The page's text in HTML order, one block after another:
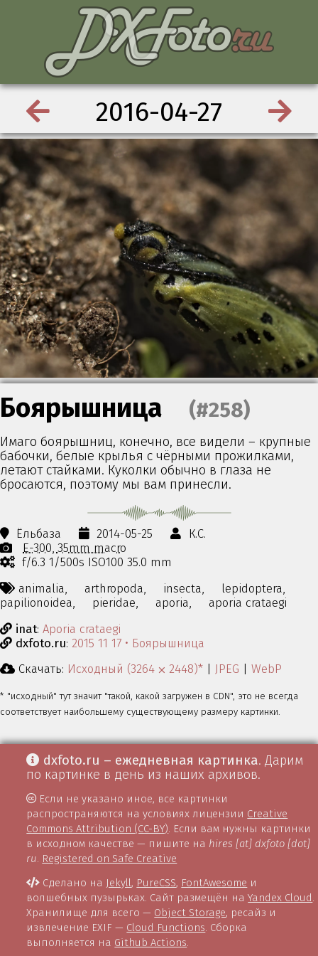
2016-04-27
Боярышница (#258)
Имаго боярышниц, конечно, все видели – крупные
бабочки, белые крылья с чёрными прожилками,
летают стайками. Куколки обычно в глаза не
бросаются, поэтому мы вам принесли.
Ёльбаза 2014-05-25
К.С.
E-300 35mm macro
f/6.3 1/500s ISO100 35.0 mm
animalia,
arthropoda, insecta,
lepidoptera,
papilionoidea,
pieridae, aporia,
aporia crataegi
inat: Aporia crataegi
dxfoto.ru: 2015 11 17 • Боярышница
Скачать: Исходный (3264 ⨉ 2448)* JPEG WebP
* "исходный" тут значит "такой, какой загружен в CDN", это не всегда
соответствует наибольшему существующему размеру картинки.
dxfoto.ru – ежедневная картинка. Дарим
по картинке в день из наших архивов.
Если не указано иное, все картинки
распространяются на условиях лицензии Creative
Commons Attribution (CC-BY). Если вам нужны картинки
в исходном качестве — пишите на hires [at] dxfoto [dot]
ru. Registered on Safe Creative
Сделано на Jekyll, PureCSS, FontAwesome и
волшебных пузырьках. Сайт размещён наYandex Cloud.
Хранилище для всего — Object Storage, ресайз и
извлечение EXIF — Cloud Functions. Сборка
выполняется на Github Actions.